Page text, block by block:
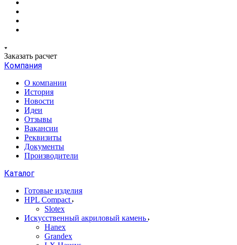
Заказать расчет
Компания
О компании
История
Новости
Идеи
Отзывы
Вакансии
Реквизиты
Документы
Производители
Каталог
Готовые изделия
HPL Compact
Slotex
Искусственный акриловый камень
Hanex
Grandex